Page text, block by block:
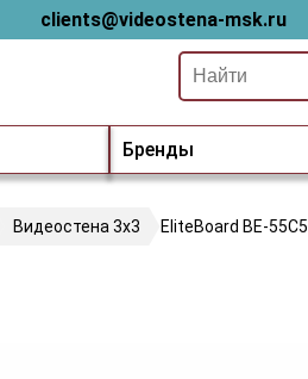
clients@videostena-msk.ru
Бренды
Видеостена 3х3 EliteBoard BE-55C5